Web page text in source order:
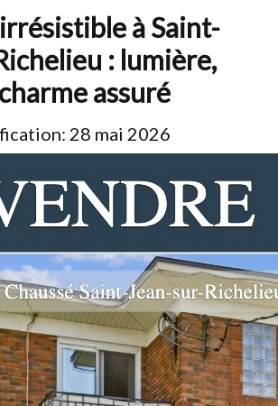
à Saint-
: lumière,
assuré
28 mai 2026